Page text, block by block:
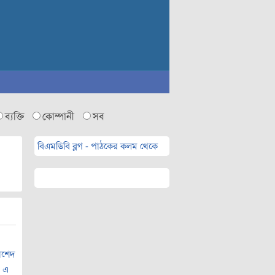
ব্যক্তি কোম্পানী সব
এ
বিএমডিবি ব্লগ - পাঠকের কলম থেকে